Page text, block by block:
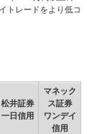
トレードをより低コ
松井証券
一日信用
マネック
ス証券
ワンデイ
信用